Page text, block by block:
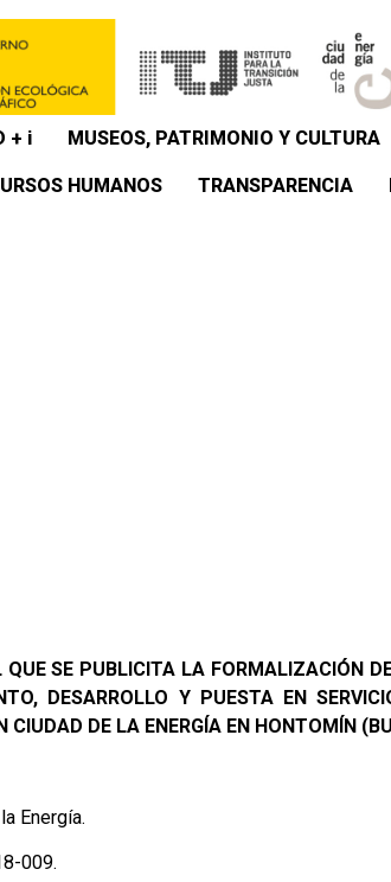
+ i MUSEOS, PATRIMONIO Y CULTURA
HUMANOS TRANSPARENCIA
SE PUBLICITA LA FORMALIZACIÓN
DESARROLLO Y PUESTA EN
CIUDAD DE LA ENERGÍA EN HONTOMÍN
Energía.
009.